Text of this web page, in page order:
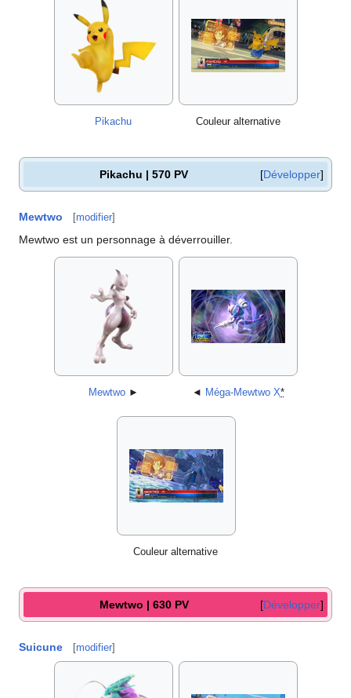
Pikachu Couleur alternative
Développer
Pikachu | 570 PV
Mewtwo [modifier]
Mewtwo est un personnage à déverrouiller.
Mewtwo► ◄ Méga-Mewtwo X*
Couleur alternative
Développer
Mewtwo | 630 PV
Suicune [modifier]